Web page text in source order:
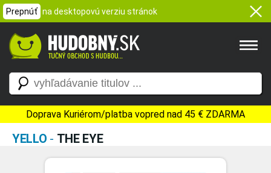
Prepnúť na desktopovú verziu stránok
Doprava Kuriérom/platba vopred nad 45 € ZDARMA
YELLO - THE EYE